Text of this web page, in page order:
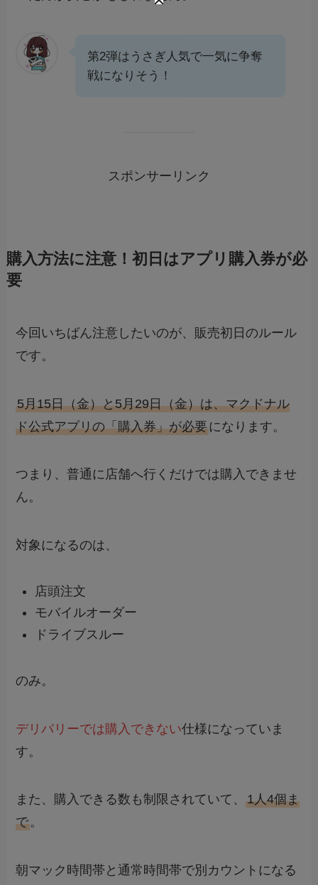
第2弾はうさぎ人気で一気に争奪
戦になりそう！
スポンサーリンク
購入方法に注意！初日はアプリ購入券が必
要
今回いちばん注意したいのが、販売初日のルール
です。
5月15日（金）と5月29日（金）は、マクドナル
ド公式アプリの「購入券」が必要になります。
つまり、普通に店舗へ行くだけでは購入できませ
ん。
対象になるのは、
店頭注文
モバイルオーダー
ドライブスルー
のみ。
デリバリーでは購入できない仕様になっていま
す。
また、購入できる数も制限されていて、1人4個ま
で。
朝マック時間帯と通常時間帯で別カウントになる